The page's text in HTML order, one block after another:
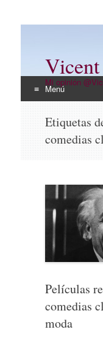
Mi opinión
Menú
contenido
Etiquetas
comedias
Películas
comedias
moda